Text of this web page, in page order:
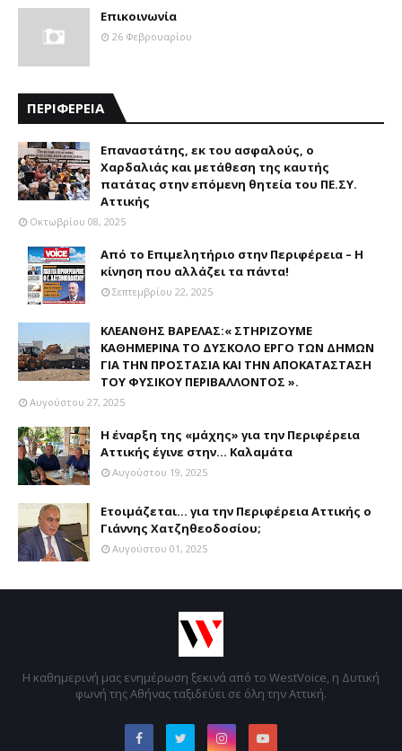
Επικοινωνία
26 Φεβρουαρίου
ΠΕΡΙΦΕΡΕΙΑ
Επαναστάτης, εκ του ασφαλούς, ο
Χαρδαλιάς και μετάθεση της καυτής
πατάτας στην επόμενη θητεία του ΠΕ.ΣΥ.
Αττικής
Οκτωβρίου 08, 2025
Από το Επιμελητήριο στην Περιφέρεια – Η
κίνηση που αλλάζει τα πάντα!
Σεπτεμβρίου 22, 2025
ΚΛΕΑΝΘΗΣ ΒΑΡΕΛΑΣ:« ΣΤΗΡΙΖΟΥΜΕ
ΚΑΘΗΜΕΡΙΝΑ ΤΟ ΔΥΣΚΟΛΟ ΕΡΓΟ ΤΩΝ ΔΗΜΩΝ
ΓΙΑ ΤΗΝ ΠΡΟΣΤΑΣΙΑ ΚΑΙ ΤΗΝ ΑΠΟΚΑΤΑΣΤΑΣΗ
ΤΟΥ ΦΥΣΙΚΟΥ ΠΕΡΙΒΑΛΛΟΝΤΟΣ ».
Αυγούστου 27, 2025
Η έναρξη της «μάχης» για την Περιφέρεια
Αττικής έγινε στην... Καλαμάτα
Αυγούστου 19, 2025
Ετοιμάζεται... για την Περιφέρεια Αττικής ο
Γιάννης Χατζηθεοδοσίου;
Αυγούστου 01, 2025
Η καθημερινή μας ενημέρωση ξεκινά από το WestVoice, η Δυτική
φωνή της Αθήνας ταξιδεύει σε όλη την Αττική.